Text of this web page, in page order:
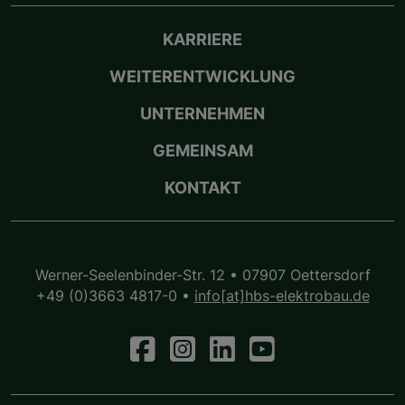
KARRIERE
WEITERENTWICKLUNG
UNTERNEHMEN
GEMEINSAM
KONTAKT
Werner-Seelenbinder-Str. 12 • 07907 Oettersdorf
+49 (0)3663 4817-0 • info[at]hbs-elektrobau.de